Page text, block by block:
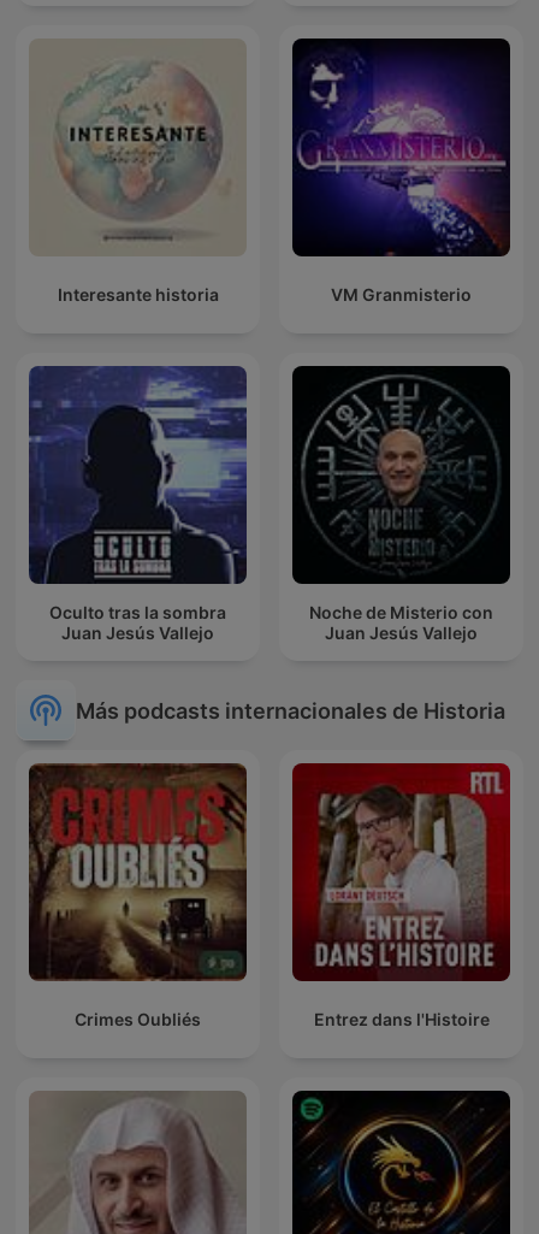
Interesante historia VM Granmisterio
Oculto tras la sombra
Juan Jesús Vallejo
Noche de Misterio con
Juan Jesús Vallejo
Más podcasts internacionales de Historia
Crimes Oubliés Entrez dans l'Histoire